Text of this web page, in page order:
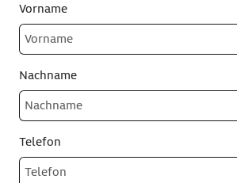
Vorname
Nachname
Telefon